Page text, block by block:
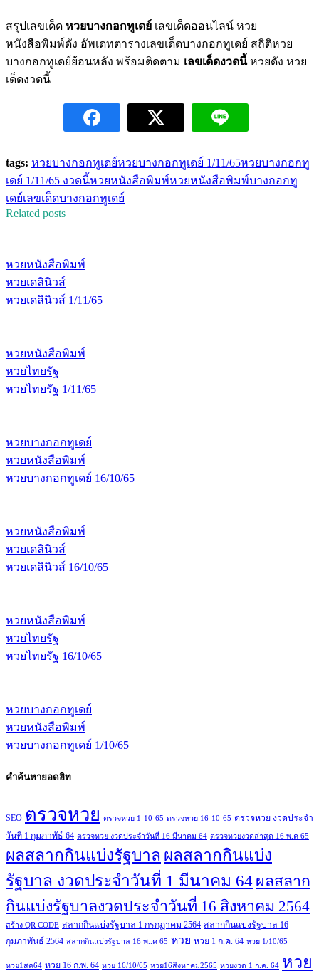
สรุปเลขเด็ด หวยบางกอกทูเดย์ เลขเด็ดออนไลน์ หวย
หนังสือพิมพ์ดัง อัพเดทตารางเลขเด็ดบางกอกทูเดย์ สถิติหวย
บางกอกทูเดย์ย้อนหลัง พร้อมติดตาม เลขเด็ดงวดนี้หวยดัง หวย
เด็ดงวดนี้
tags: หวยบางกอกทูเดย์หวยบางกอกทูเดย์ 1/11/65หวยบางกอกทู
เดย์ 1/11/65 งวดนี้หวยหนังสือพิมพ์หวยหนังสือพิมพ์บางกอกทู
เดย์เลขเด็ดบางกอกทูเดย์
Related posts
หวยหนังสือพิมพ์
หวยเดลินิวส์
หวยเดลินิวส์ 1/11/65
หวยหนังสือพิมพ์
หวยไทยรัฐ
หวยไทยรัฐ 1/11/65
หวยบางกอกทูเดย์
หวยหนังสือพิมพ์
หวยบางกอกทูเดย์ 16/10/65
หวยหนังสือพิมพ์
หวยเดลินิวส์
หวยเดลินิวส์ 16/10/65
หวยหนังสือพิมพ์
หวยไทยรัฐ
หวยไทยรัฐ 16/10/65
หวยบางกอกทูเดย์
หวยหนังสือพิมพ์
หวยบางกอกทูเดย์ 1/10/65
คำค้นหายอดฮิท
SEO ตรวจหวย ตรวจหวย 1-10-65 ตรวจหวย 16-10-65 ตรวจหวย งวดประจำ
วันที่ 1 กุมภาพัธ์ 64 ตรวจหวย งวดประจำวันที่ 16 มีนาคม 64 ตรวจหวยงวดล่าสุด 16 พ.ค 65
ผลสลากกินแบ่งรัฐบาล ผลสลากกินแบ่ง
รัฐบาล งวดประจำวันที่ 1 มีนาคม 64 ผลสลาก
กินแบ่งรัฐบาลงวดประจำวันที่ 16 สิงหาคม 2564
สร้าง QR CODE สลากกินแบ่งรัฐบาล 1 กรกฏาคม 2564 สลากกินแบ่งรัฐบาล 16
กุมภาพันธ์ 2564 สลากกินแบ่งรัฐบาล 16 พ..ค 65 หวย หวย 1 ก.ค. 64 หวย 1/10/65
หวย1สค64 หวย 16 ก.พ. 64 หวย 16/10/65 หวย16สิงหาคม2565 หวยงวด 1 ก.ค. 64 หวย